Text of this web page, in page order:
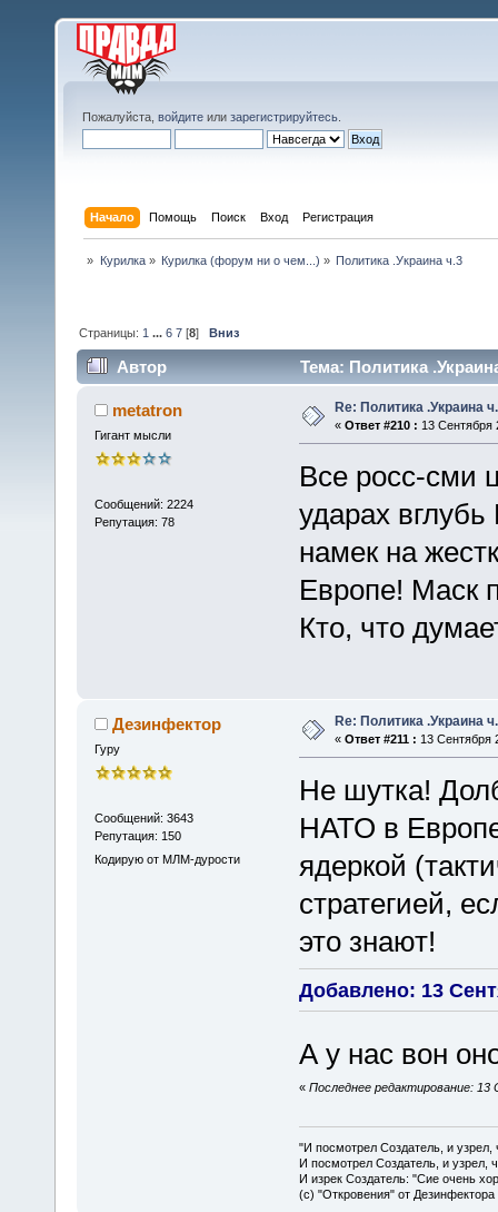
Пожалуйста, войдите или зарегистрируйтесь
Начало Помощь Поиск Вход Регистрация
» Курилка» Курилка (форум ни о чем...) » Политика .Украина ч.3
Страницы: 1 ...6 7 [8]Вниз
Автор Тема: Политика
metatron
Гигант мысли
Сообщений: 2224
Репутация: 78
Re: Политика .Украина
« Ответ #210 : 13 Сентября
Все росс-сми
ударах
намек на
Европе! Маск
Кто, что
Дезинфектор
Гуру
Сообщений: 3643
Репутация: 150
Кодирую от МЛМ-дурости
Re: Политика .Украина
« Ответ #211 : 13 Сентября
Не шутка!
НАТО в
ядеркой
стратегией,
это знают!
Добавлено: 13
А у нас вон
« Последнее редактирование:
"И посмотрел Создатель, и
И посмотрел Создатель, и узрел,
И изрек Создатель: "Сие очень
(с) "Откровения" от Дезинфектора